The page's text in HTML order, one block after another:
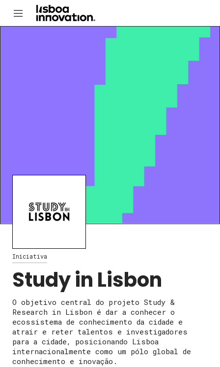
Iniciativa
Study in Lisbon
O objetivo central do projeto Study &
Research in Lisbon é dar a conhecer o
ecossistema de conhecimento da cidade e
atrair e reter talentos e investigadores
para a cidade, posicionando Lisboa
internacionalmente como um pólo global de
conhecimento e inovação.